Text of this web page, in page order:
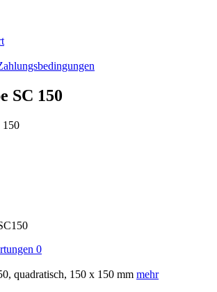
SC 150
0
quadratisch, 150 x 150 mm mehr